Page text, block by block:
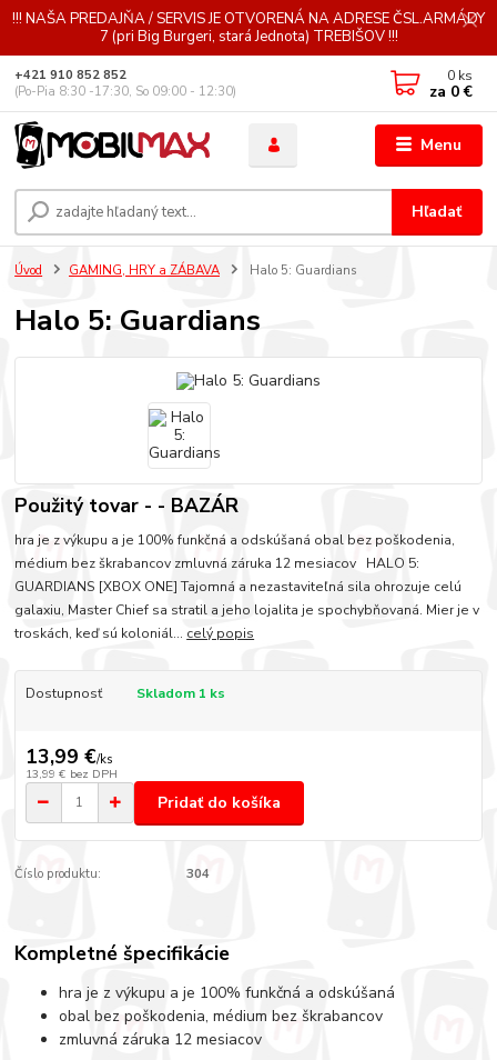
!!! NAŠA PREDAJŇA / SERVIS JE OTVORENÁ NA ADRESE ČSL.ARMÁDY
7 (pri Big Burgeri, stará Jednota) TREBIŠOV !!!
Menu
Hľadať
+421 910 852 852
(Po-Pia 8:30 -17:30, So 09:00 - 12:30)
0 ks
za 0 €
Úvod GAMING, HRY a ZÁBAVA Halo 5: Guardians
Halo 5: Guardians
Použitý tovar - - BAZÁR
hra je z výkupu a je 100% funkčná a odskúšaná obal bez poškodenia,
médium bez škrabancov zmluvná záruka 12 mesiacov HALO 5:
GUARDIANS [XBOX ONE] Tajomná a nezastaviteľná sila ohrozuje celú
galaxiu, Master Chief sa stratil a jeho lojalita je spochybňovaná. Mier je v
troskách, keď sú koloniál... celý popis
Dostupnosť Skladom 1 ks
13,99 €/ks
13,99 € bez DPH
Pridať do košíka
Číslo produktu: 304
Kompletné špecifikácie
hra je z výkupu a je 100% funkčná a odskúšaná
obal bez poškodenia, médium bez škrabancov
zmluvná záruka 12 mesiacov